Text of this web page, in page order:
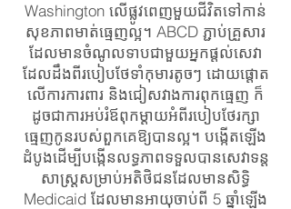
Washington លើផ្លូវពេញមួយជីវិតទៅកាន់
សុខភាពមាត់ធ្មេញល្អ។ ABCD ភ្ជាប់គ្រួសារ
ដែលមានចំណូលទាបជាមួយអ្នកផ្តល់សេវា
ដែលដឹងពីរបៀបថែទាំកុមារតូចៗ ដោយផ្តោត
លើការការពារ និងជៀសវាងការពុកធ្មេញ ក៏
ដូចជាការអប់រំឪពុកម្តាយអំពីរបៀបថែរក្សា
ធ្មេញកូនរបស់ពួកគេឱ្យបានល្អ។ បង្កើតឡើង
ដំបូងដើម្បីបង្កើនលទ្ធភាពទទួលបានសេវាទន្ត
សាស្ត្រសម្រាប់អតិថិជនដែលមានសិទ្ធិ
Medicaid ដែលមានអាយុចាប់ពី 5 ឆ្នាំឡើង